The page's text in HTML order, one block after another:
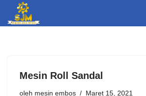
Lompat
Mesin Roll Sandal
oleh mesin embos Maret 15, 2021